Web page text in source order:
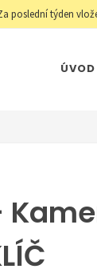
poslední týden
ÚVOD
-